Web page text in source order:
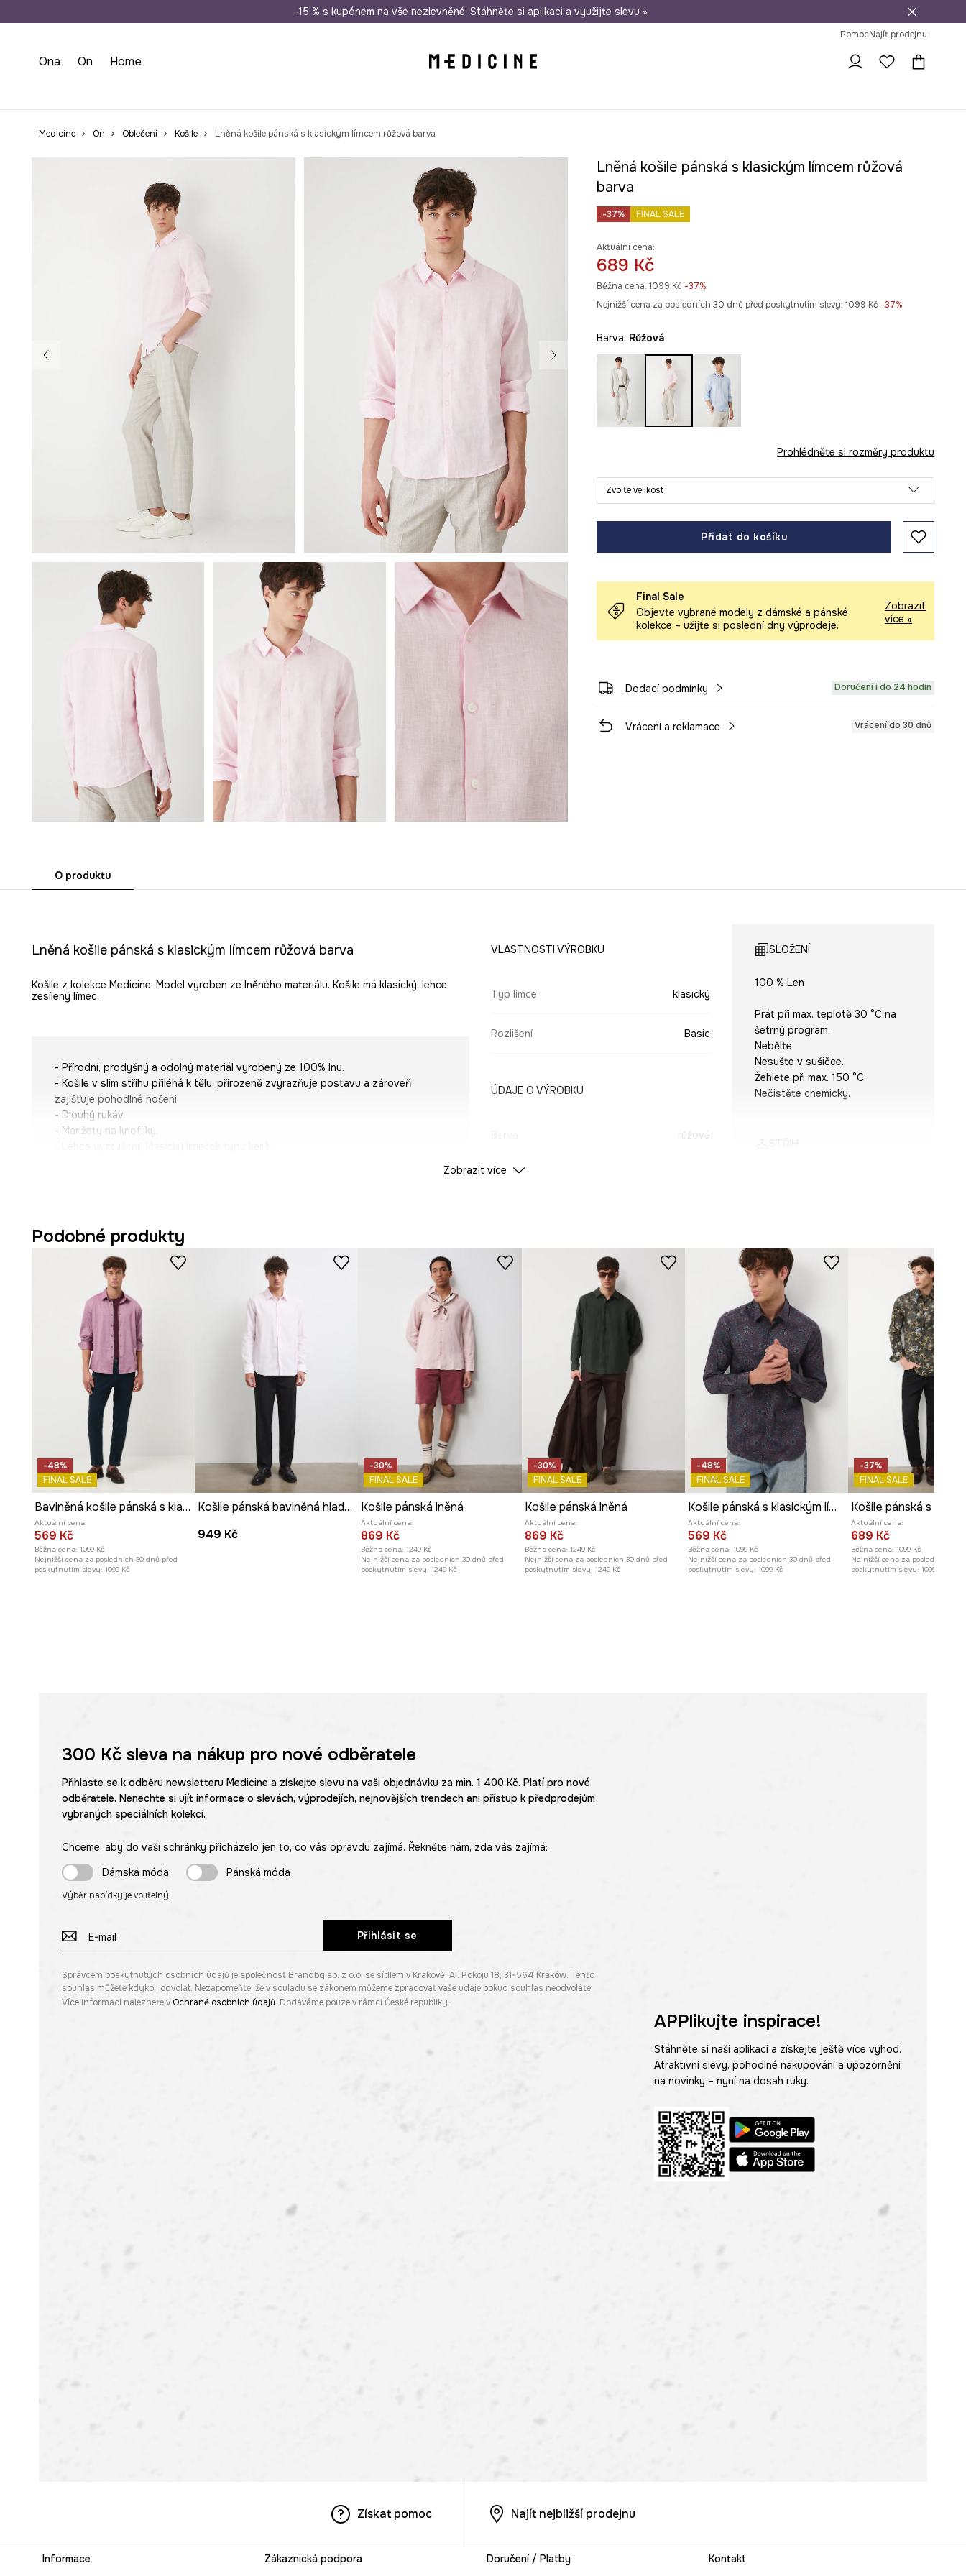
Doprava zdarma při nákupu nad 1 200 Kč Odeslání i do 24 hodin 30 dní na vrácení zboží
–15 % s kupónem na vše nezlevněné. Stáhněte si aplikaci a využijte slevu »
PomocNajít prodejnu
Ona On Home
Medicine On Oblečení Košile Lněná košile pánská s klasickým límcem růžová barva
Lněná košile pánská s klasickým límcem růžová
barva
-37% FINAL SALE
Aktuální cena:
689 Kč
Běžná cena: 1099 Kč -37%
Nejnižší cena za posledních 30 dnů před poskytnutím slevy: 1099 Kč -37%
Barva: růžová
Prohlédněte si rozměry produktu
Zvolte velikost
Přidat do košíku
Final Sale
Objevte vybrané modely z dámské a pánské
kolekce – užijte si poslední dny výprodeje.
Zobrazit
více »
Dodací podmínky Doručení i do 24 hodin
Vrácení a reklamace Vrácení do 30 dnů
O produktu
Lněná košile pánská s klasickým límcem růžová barva
Košile z kolekce Medicine. Model vyroben ze lněného materiálu. Košile má klasický, lehce
zesílený límec.
- Přírodní, prodyšný a odolný materiál vyrobený ze 100% lnu.
- Košile v slim střihu přiléhá k tělu, přirozeně zvýrazňuje postavu a zároveň
zajišťuje pohodlné nošení.
- Dlouhý rukáv.
- Manžety na knoflíky.
- Délka: 75 cm.
- Šířka hrudníku: 54 cm.
- Šířka v ramenou: 45,5 cm.
- Rozměry pro velikost: M.
VLASTNOSTI VÝROBKU
Typ límce klasický
Rozlišení Basic
ÚDAJE O VÝROBKU
růžová
ID produktu
SLOŽENÍ
100 % Len
Prát při max. teplotě 30 °C na
šetrný program.
Nebělte.
Nesušte v sušičce.
Žehlete při max. 150 °C.
Nečistěte chemicky.
STŘIH
Model na fotografii je vysoký
191 cm a má na sebe velikost M
Prohlédněte si rozměry
produktu
Zobrazit více
Podobné produkty
-48%
FINAL SALE
Bavlněná košile pánská s klasickým límečkem a melírováním
Aktuální cena:
569 Kč
Běžná cena: 1099 Kč
Nejnižší cena za posledních 30 dnů před
poskytnutím slevy: 1099 Kč
Košile pánská bavlněná hladká
949 Kč
-30%
FINAL SALE
Košile pánská lněná
Aktuální cena:
869 Kč
Běžná cena: 1249 Kč
Nejnižší cena za posledních 30 dnů před
poskytnutím slevy: 1249 Kč
-30%
FINAL SALE
Košile pánská lněná
Aktuální cena:
869 Kč
Běžná cena: 1249 Kč
Nejnižší cena za posledních 30 dnů před
poskytnutím slevy: 1249 Kč
-48%
FINAL SALE
Košile pánská s klasickým límcem se vzorem
Aktuální cena:
569 Kč
Běžná cena: 1099 Kč
Nejnižší cena za posledních 30 dnů před
poskytnutím slevy: 1099 Kč
-37%
FINAL SALE
Aktuální cena:
689 Kč
Běžná cena: 1099 Kč
Nejnižší cena za posledních 30
poskytnutím slevy: 1099 Kč
300 Kčsleva na nákup pro nové odběratele
Přihlaste se k odběru newsletteru Medicine a získejte slevu na vaši objednávku za min. 1 400 Kč. Platí pro nové
odběratele. Nenechte si ujít informace o slevách, výprodejích, nejnovějších trendech ani přístup k předprodejům
vybraných speciálních kolekcí.
Chceme, aby do vaší schránky přicházelo jen to, co vás opravdu zajímá. Řekněte nám, zda vás zajímá:
Dámská móda
Pánská móda
Výběr nabídky je volitelný.
Přihlásit se
Správcem poskytnutých osobních údajů je společnost Brandbq sp. z o.o. se sídlem v Krakově, Al. Pokoju 18, 31-564 Kraków. Tento
souhlas můžete kdykoli odvolat. Nezapomeňte, že v souladu se zákonem můžeme zpracovat vaše údaje pokud souhlas neodvoláte.
Více informací naleznete v Ochraně osobních údajů. Dodáváme pouze v rámci České republiky.
APPlikujte inspirace!
Stáhněte si naši aplikaci a získejte ještě více výhod.
Atraktivní slevy, pohodlné nakupování a upozornění
na novinky – nyní na dosah ruky.
Získat pomoc Najít nejbližší prodejnu
Informace Zákaznická podpora Doručení / Platby Kontakt